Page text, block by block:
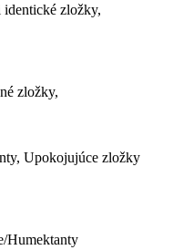
zložky,
zložky,
Upokojujúce zložky
Humektanty